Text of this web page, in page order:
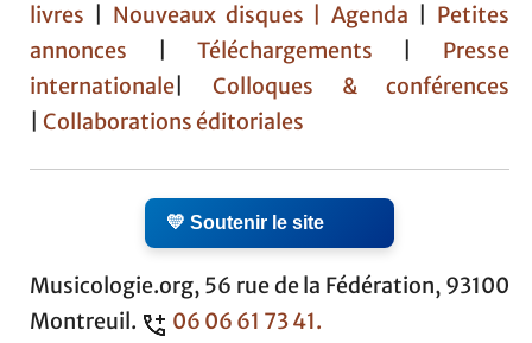
livres
Nouveaux disques |Agenda
Petites
annonces
Téléchargements
Presse
internationale
Colloques & conférences
Collaborations éditoriales
💛 Soutenir le site
Musicologie.org, 56 rue de la Fédération, 93100
Montreuil.
06 06 61 73 41.